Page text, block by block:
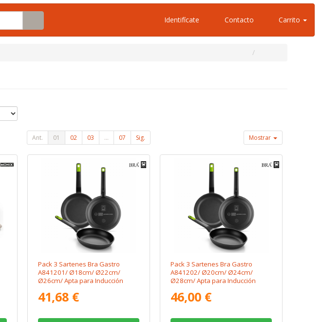
Identifícate Contacto Carrito
Ant. 01 02 03 ... 07 Sig. Mostrar
Pack 3 Sartenes Bra Gastro
A841201/ Ø18cm/ Ø22cm/
Ø26cm/ Apta para Inducción
41,68 €
Pack 3 Sartenes Bra Gastro
A841202/ Ø20cm/ Ø24cm/
Ø28cm/ Apta para Inducción
46,00 €